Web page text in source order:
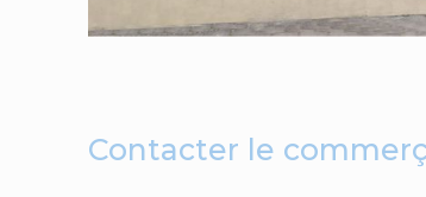
Contacter le